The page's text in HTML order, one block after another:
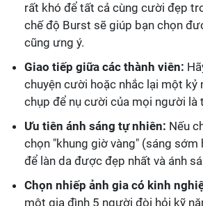
rất khó để tất cả cùng cười đẹp
chế độ Burst sẽ giúp bạn chọn
cũng ưng ý.
Giao tiếp giữa các thành viên:
chuyện cười hoặc nhắc lại một kỷ
chụp để nụ cười của mọi người là
Ưu tiên ánh sáng tự nhiên: Nếu
chọn "khung giờ vàng" (sáng sớm
để làn da được đẹp nhất và ánh
Chọn nhiếp ảnh gia có kinh
một gia đình 5 người đòi hỏi kỹ